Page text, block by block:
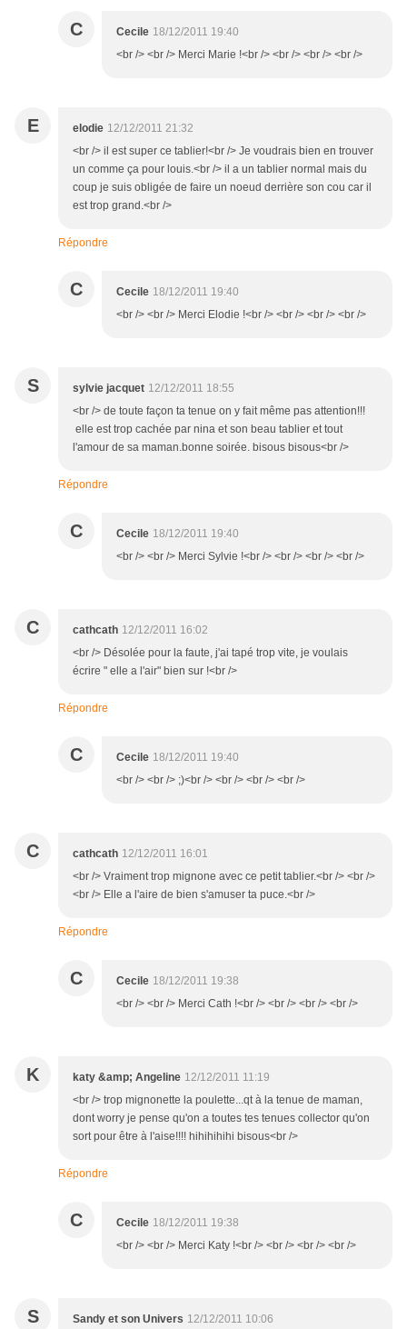
C Cecile 18/12/2011 19:40
<br /> <br /> Merci Marie !<br /> <br /> <br /> <br />
E elodie 12/12/2011 21:32
<br /> il est super ce tablier!<br /> Je voudrais bien en trouver
un comme ça pour louis.<br /> il a un tablier normal mais du
coup je suis obligée de faire un noeud derrière son cou car il
est trop grand.<br />
Répondre
C Cecile 18/12/2011 19:40
<br /> <br /> Merci Elodie !<br /> <br /> <br /> <br />
S sylvie jacquet 12/12/2011 18:55
<br /> de toute façon ta tenue on y fait même pas attention!!!
elle est trop cachée par nina et son beau tablier et tout
l'amour de sa maman.bonne soirée. bisous bisous<br />
Répondre
C Cecile 18/12/2011 19:40
<br /> <br /> Merci Sylvie !<br /> <br /> <br /> <br />
C cathcath 12/12/2011 16:02
<br /> Désolée pour la faute, j'ai tapé trop vite, je voulais
écrire " elle a l'air" bien sur !<br />
Répondre
C Cecile 18/12/2011 19:40
<br /> <br /> ;)<br /> <br /> <br /> <br />
C cathcath 12/12/2011 16:01
<br /> Vraiment trop mignone avec ce petit tablier.<br /> <br />
<br /> Elle a l'aire de bien s'amuser ta puce.<br />
Répondre
C Cecile 18/12/2011 19:38
<br /> <br /> Merci Cath !<br /> <br /> <br /> <br />
K katy &amp; Angeline 12/12/2011 11:19
<br /> trop mignonette la poulette...qt à la tenue de maman,
dont worry je pense qu'on a toutes tes tenues collector qu'on
sort pour être à l'aise!!!! hihihihihi bisous<br />
Répondre
C Cecile 18/12/2011 19:38
<br /> <br /> Merci Katy !<br /> <br /> <br /> <br />
S Sandy et son Univers 12/12/2011 10:06